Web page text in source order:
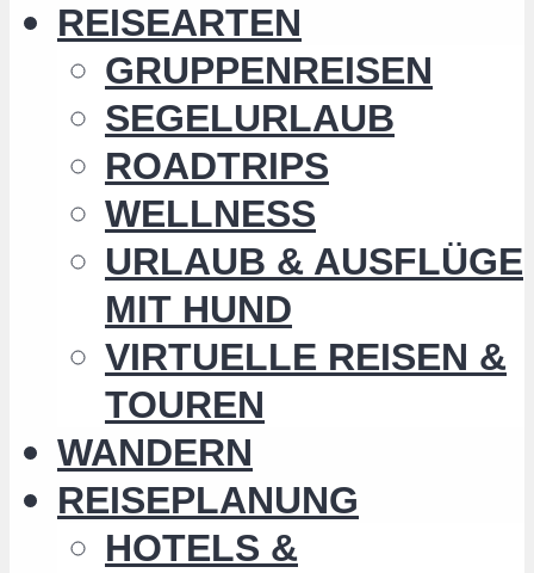
REISEARTEN
GRUPPENREISEN
SEGELURLAUB
ROADTRIPS
WELLNESS
URLAUB & AUSFLÜGE
MIT HUND
VIRTUELLE REISEN &
TOUREN
WANDERN
REISEPLANUNG
HOTELS &